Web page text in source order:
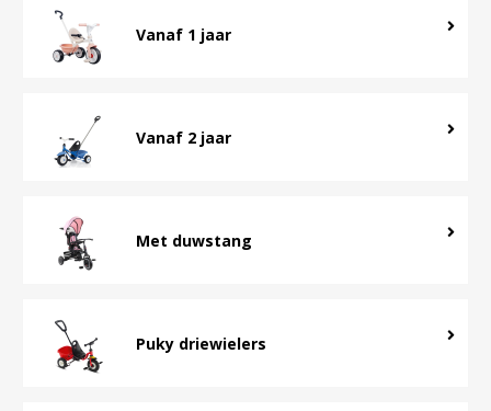
Vanaf 1 jaar
Vanaf 2 jaar
Met duwstang
Puky driewielers